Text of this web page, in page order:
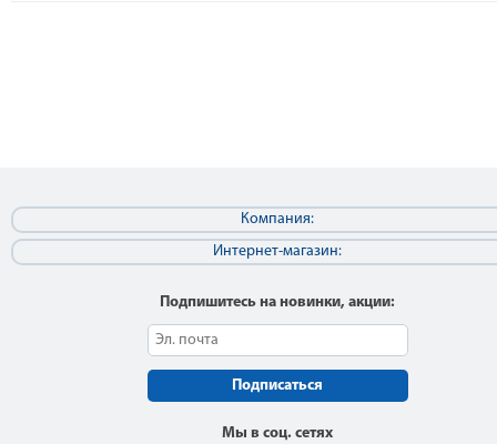
Компания:
Интернет-магазин:
Подпишитесь на новинки, акции:
Подписаться
Мы в соц. сетях